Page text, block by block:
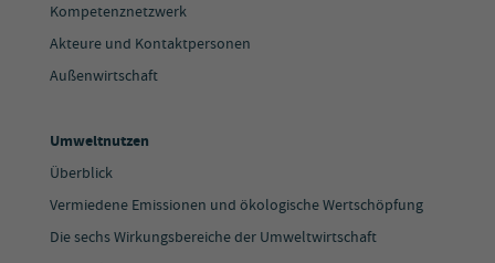
Kompetenznetzwerk
Akteure und Kontaktpersonen
Außenwirtschaft
Umweltnutzen
Überblick
Vermiedene Emissionen und ökologische Wertschöpfung
Die sechs Wirkungsbereiche der Umweltwirtschaft